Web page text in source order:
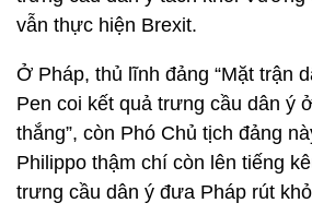
vẫn thực hiện Brexit.
Ở Pháp, thủ lĩnh đảng “Mặt trận
Pen coi kết quả trưng cầu dân ý
thắng”, còn Phó Chủ tịch đảng
Philippo thậm chí còn lên tiếng
trưng cầu dân ý đưa Pháp rút